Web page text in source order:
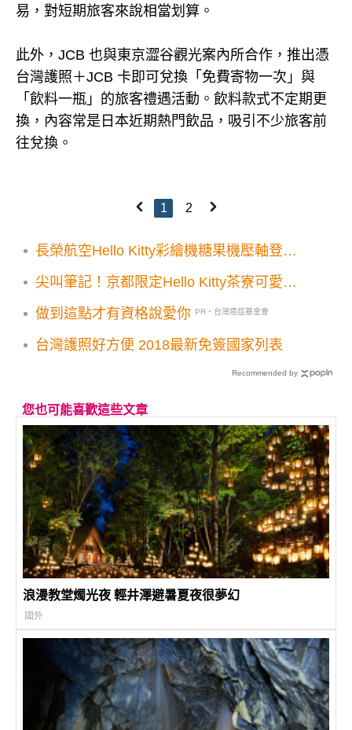
易，對短期旅客來說相當划算。
此外，JCB 也與東京澀谷觀光案內所合作，推出憑
台灣護照＋JCB 卡即可兌換「免費寄物一次」與
「飲料一瓶」的旅客禮遇活動。飲料款式不定期更
換，內容常是日本近期熱門飲品，吸引不少旅客前
往兌換。
1 2
長榮航空Hello Kitty彩繪機糖果機壓軸登
尖叫筆記！京都限定Hello Kitty茶寮可愛登
做到這點才有資格說愛你 PR・台灣癌症基金會
台灣護照好方便 2018最新免簽國家列表
Recommended by
您也可能喜歡這些文章
浪漫教堂燭光夜 輕井澤避暑夏夜很夢幻
國外